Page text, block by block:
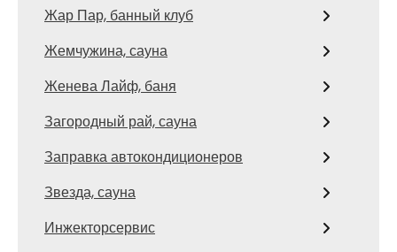
Жар Пар, банный клуб
Жемчужина, сауна
Женева Лайф, баня
Загородный рай, сауна
Заправка автокондиционеров
Звезда, сауна
Инжекторсервис